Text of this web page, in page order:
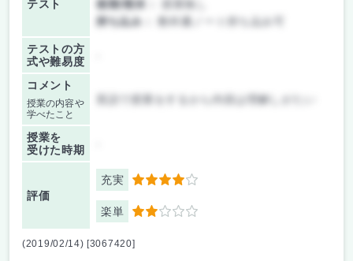
テスト
後期/期末：
授業無し
持ち込み：
教科書ノート持ち込み可
テストの方
式や難易度
コメント
授業の内容や
学べたこと
英語で授業をするから内容は理解しがたい
授業を
受けた時期
評価
充実 4
楽単 2
(2019/02/14) [3067420]